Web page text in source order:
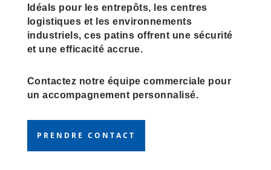
Idéals pour les entrepôts, les centres
logistiques et les environnements
industriels, ces patins offrent une sécurité
et une efficacité accrue.
Contactez notre équipe commerciale pour
un accompagnement personnalisé.
PRENDRE CONTACT